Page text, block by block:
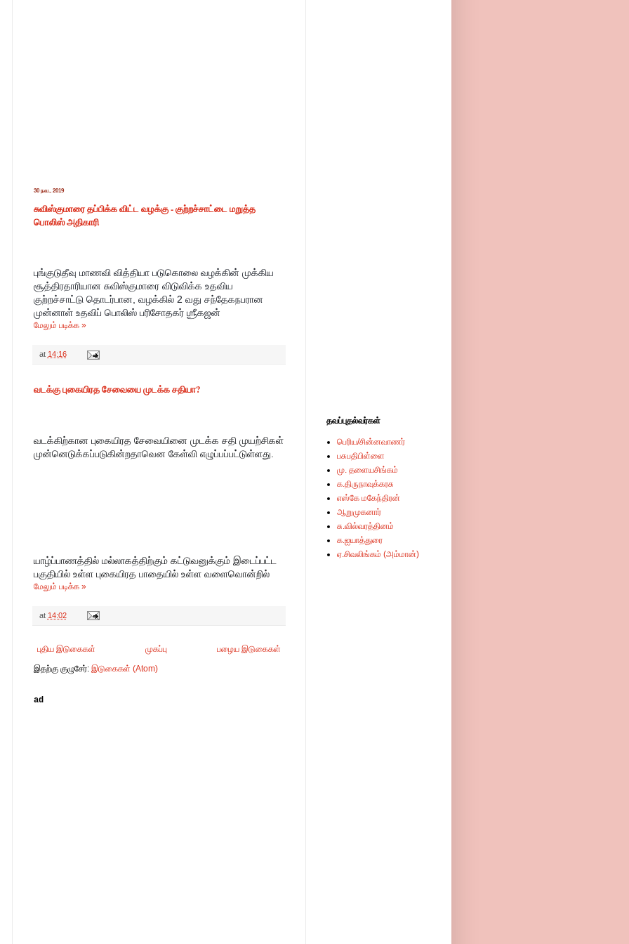
30 நவ., 2019
சுவிஸ்குமாரை தப்பிக்க விட்ட வழக்கு - குற்றச்சாட்டை மறுத்த
பொலிஸ் அதிகாரி
புங்குடுதீவு மாணவி வித்தியா படுகொலை வழக்கின் முக்கிய
சூத்திரதாரியான சுவிஸ்குமாரை விடுவிக்க உதவிய
குற்றச்சாட்டு தொடர்பான, வழக்கில் 2 வது சந்தேகநபரான
முன்னாள் உதவிப் பொலிஸ் பரிசோதகர் ஶ்ரீகஜன்
மேலும் படிக்க »
at 14:16
வடக்கு புகையிரத சேவையை முடக்க சதியா?
வடக்கிற்கான புகையிரத சேவையினை முடக்க சதி முயற்சிகள்
முன்னெடுக்கப்படுகின்றதாவென கேள்வி எழுப்பப்பட்டுள்ளது.
யாழ்ப்பாணத்தில் மல்லாகத்திற்கும் கட்டுவனுக்கும் இடைப்பட்ட
பகுதியில் உள்ள புகையிரத பாதையில் உள்ள வளைவொன்றில்
மேலும் படிக்க »
at 14:02
புதிய இடுகைகள் பழைய இடுகைகள்
முகப்பு
இதற்கு குழுசேர்: இடுகைகள் (Atom)
ad
தவப்புதல்வர்கள்
பெரிய/சின்னவாணர்
பசுபதிபிள்ளை
மு. தளையசிங்கம்
க.திருநாவுக்கரசு
எஸ்கே மகேந்திரன்
ஆறுமுகனார்
சு.வில்வரத்தினம்
க.ஐயாத்துரை
ஏ.சிவலிங்கம் (அம்மான்)